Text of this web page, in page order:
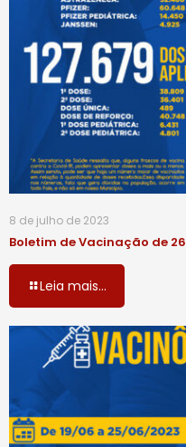
8 de julho de 2023
Boletim de Vacinação de
Leia mais...